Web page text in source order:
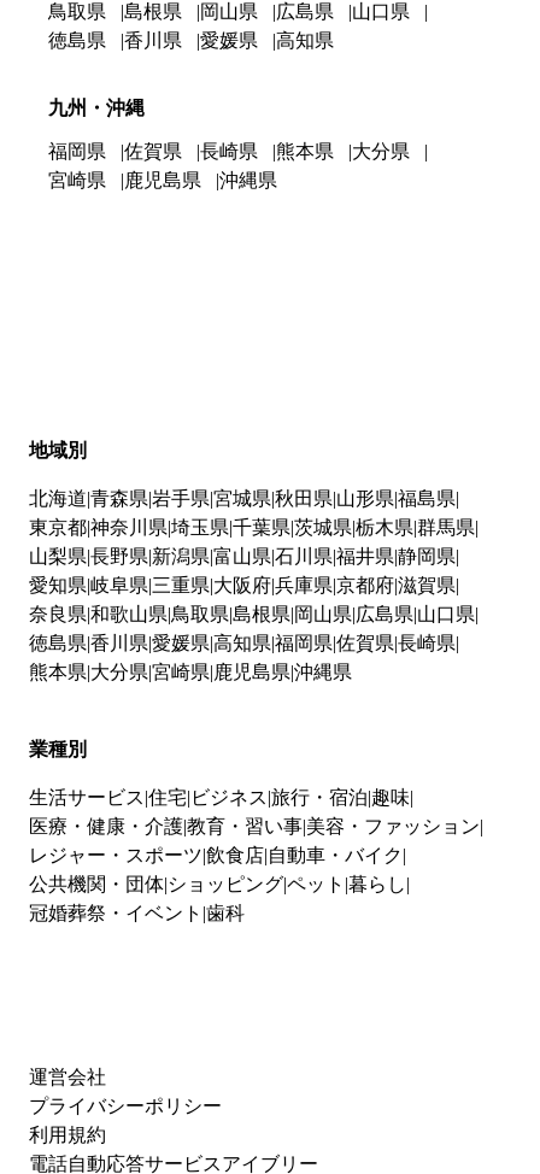
鳥取県 島根県 岡山県 広島県
山口県
徳島県
香川県 愛媛県 高知県
九州・沖縄
福岡県 佐賀県 長崎県 熊本県
大分県
宮崎県
鹿児島県 沖縄県
地域別
北海道 青森県 岩手県 宮城県 秋田県 山形県 福島県
東京都神奈川県 埼玉県 千葉県 茨城県 栃木県 群馬県
山梨県 長野県 新潟県 富山県 石川県 福井県 静岡県
愛知県 岐阜県 三重県 大阪府兵庫県 京都府滋賀県
奈良県 和歌山県 鳥取県 島根県 岡山県 広島県 山口県
徳島県 香川県 愛媛県 高知県 福岡県 佐賀県 長崎県
熊本県 大分県 宮崎県 鹿児島県 沖縄県
業種別
生活サービス 住宅 ビジネス 旅行・宿泊 趣味
医療・健康・介護教育・習い事 美容・ファッション
レジャー・スポーツ 飲食店 自動車・バイク
公共機関・団体 ショッピングペット 暮らし
冠婚葬祭・イベント 歯科
運営会社
プライバシーポリシー
利用規約
電話自動応答サービスアイブリー